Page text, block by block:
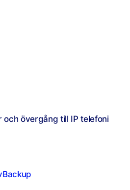
och övergång till IP telefoni